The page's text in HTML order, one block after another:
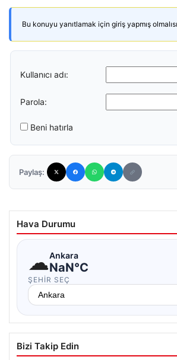
Bu konuyu yanıtlamak için giriş yapmış
Kullanıcı adı:
Parola:
Beni hatırla
Paylaş:
Hava Durumu
☁Ankara
NaN°C
ŞEHIR SEÇ
Bizi Takip Edin